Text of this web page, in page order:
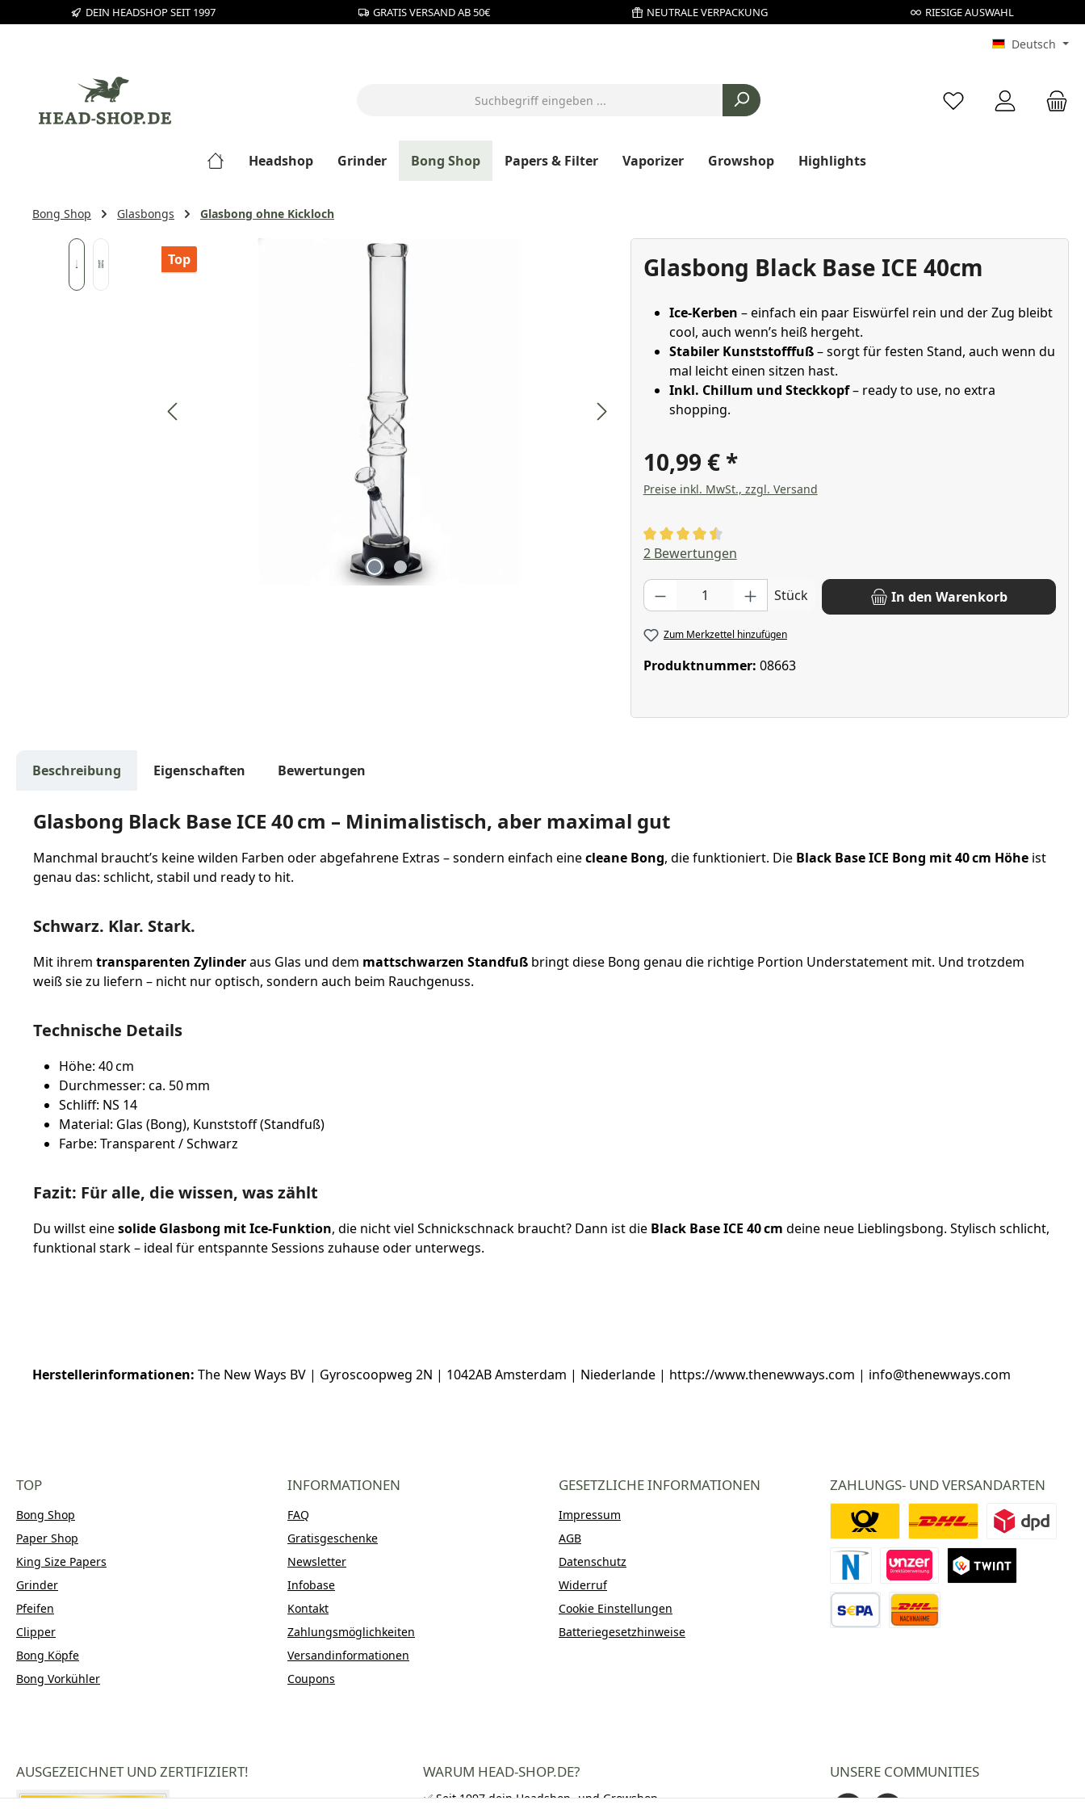
Hauptinhalt springen
Zur Suche springen
Zur Hauptnavigation springen
DEIN HEADSHOP SEIT 1997 GRATIS VERSAND AB 50€ NEUTRALE VERPACKUNG RIESIGE AUSWAHL
Deutsch
Du hast 0 Produkte
Headshop Grinder Bong Shop Papers & Filter Vaporizer Growshop Highlights
Bong Shop Glasbongs Glasbong ohne Kickloch
Bildergalerie überspringen
Top Glasbong Black Base ICE 40cm
Ice-Kerben – einfach ein paar Eiswürfel rein und der Zug bleibt
cool, auch wenn’s heiß hergeht.
Stabiler Kunststofffuß– sorgt für festen Stand, auch wenn du
mal leicht einen sitzen hast.
Inkl. Chillum und Steckkopf– ready to use, no extra
shopping.
10,99 €
Preise inkl. MwSt., zzgl. Versand
Durchschnittliche Bewertung von 4.5 von 5 Sternen
2 Bewertungen
Produkt Anzahl: Gib den gewünschten Wert ein oder benutze die Schaltflächen
Stück In den Warenkorb
Zum Merkzettel hinzufügen
Produktnummer: 08663
Beschreibung Eigenschaften Bewertungen
Glasbong Black Base ICE 40 cm – Minimalistisch, aber maximal gut
Manchmal braucht’s keine wilden Farben oder abgefahrene Extras – sondern einfach einecleane Bong, die funktioniert. Die Black Base ICE Bong mit 40 cm Höhe ist
genau das: schlicht, stabil und ready to hit.
Schwarz. Klar. Stark.
Mit ihrem transparenten Zylinderaus Glas und dem mattschwarzen Standfuß bringt diese Bong genau die richtige Portion Understatement mit. Und trotzdem
weiß sie zu liefern – nicht nur optisch, sondern auch beim Rauchgenuss.
Technische Details
Höhe: 40 cm
Durchmesser: ca. 50 mm
Schliff: NS 14
Material: Glas (Bong), Kunststoff (Standfuß)
Farbe: Transparent / Schwarz
Fazit: Für alle, die wissen, was zählt
Du willst einesolide Glasbong mit Ice-Funktion, die nicht viel Schnickschnack braucht? Dann ist die Black Base ICE 40 cm deine neue Lieblingsbong. Stylisch schlicht,
funktional stark – ideal für entspannte Sessions zuhause oder unterwegs.
Herstellerinformationen: The New Ways BV | Gyroscoopweg 2N | 1042AB Amsterdam | Niederlande | https://www.thenewways.com | info@thenewways.com
TOP
Bong Shop
Paper Shop
King Size Papers
Grinder
Pfeifen
Clipper
Bong Köpfe
Bong Vorkühler
INFORMATIONEN
FAQ
Gratisgeschenke
Newsletter
Infobase
Kontakt
Zahlungsmöglichkeiten
Versandinformationen
Coupons
GESETZLICHE INFORMATIONEN
Impressum
AGB
Datenschutz
Widerruf
Cookie Einstellungen
Batteriegesetzhinweise
ZAHLUNGS- UND VERSANDARTEN
Novalnet ZahlungDirektüberweisung
Deutsche PostDHL DPD
AUSGEZEICHNET UND ZERTIFIZIERT! WARUM HEAD-SHOP.DE?
✅ Seit 1997 dein Headshop- und Growshop-
UNSERE COMMUNITIES